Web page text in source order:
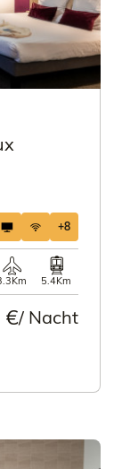
+8
5.4Km
€/ Nacht